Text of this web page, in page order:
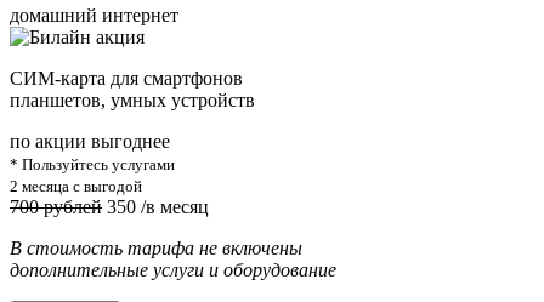
домашний интернет
СИМ-карта для смартфонов
планшетов, умных устройств
по акции выгоднее
* Пользуйтесь услугами
2 месяца с выгодой
700 рублей 350 /в месяц
В стоимость тарифа не включены
дополнительные услуги и оборудование